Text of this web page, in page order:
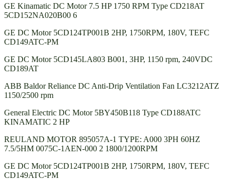
GE Kinamatic DC Motor 7.5 HP 1750 RPM Type CD218AT
5CD152NA020B00 6
GE DC Motor 5CD124TP001B 2HP, 1750RPM, 180V, TEFC
CD149ATC-PM
GE DC Motor 5CD145LA803 B001, 3HP, 1150 rpm, 240VDC
CD189AT
ABB Baldor Reliance DC Anti-Drip Ventilation Fan LC3212ATZ
1150/2500 rpm
General Electric DC Motor 5BY450B118 Type CD188ATC
KINAMATIC 2 HP
REULAND MOTOR 895057A-1 TYPE: A000 3PH 60HZ
7.5/5HM 0075C-1AEN-000 2 1800/1200RPM
GE DC Motor 5CD124TP001B 2HP, 1750RPM, 180V, TEFC
CD149ATC-PM